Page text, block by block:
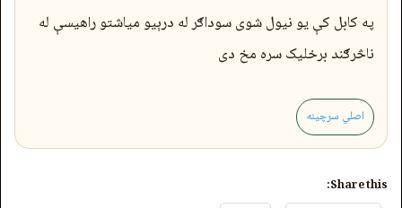
په کابل کې یو نیول شوی سوداګر له درېیو میاشتو راهیسې له
ناڅرګند برخلیک سره مخ دی
اصلي سرچینه
Share this: